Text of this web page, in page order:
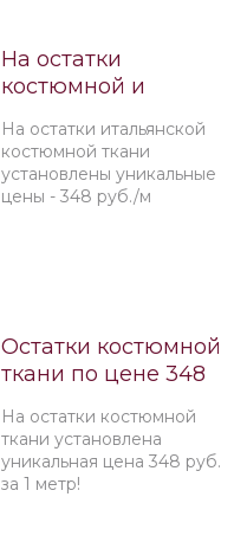
На остатки
костюмной и
установлена цена
348 руб. за метр.
На остатки итальянской
костюмной ткани
установлены уникальные
цены - 348 руб./м
Остатки костюмной
ткани по цене 348
На остатки костюмной
ткани установлена
уникальная цена 348 руб.
за 1 метр!